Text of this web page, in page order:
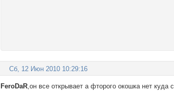
Сб, 12 Июн 2010 10:29:16
FeroDaR,он все открывает а фторого окошка нет